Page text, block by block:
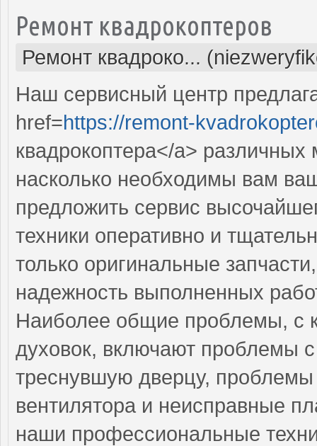
Ремонт квадрокоптеров
Ремонт квадроко...
Наш сервисный центр
href=https://remont-
квадрокоптера</a>
насколько необходимы вам
предложить сервис
техники оперативно и
только оригинальные
надежность выполненных
Наиболее общие проблемы, с
духовок, включают проблемы
треснувшую дверцу,
вентилятора и неисправные
наши профессиональные